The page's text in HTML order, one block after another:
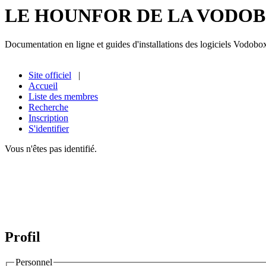
LE HOUNFOR DE LA
Documentation en ligne et guides d'installations des logiciels
Site officiel |
Accueil
Liste des membres
Recherche
Inscription
S'identifier
Vous n'êtes pas identifié.
Profil
Personnel